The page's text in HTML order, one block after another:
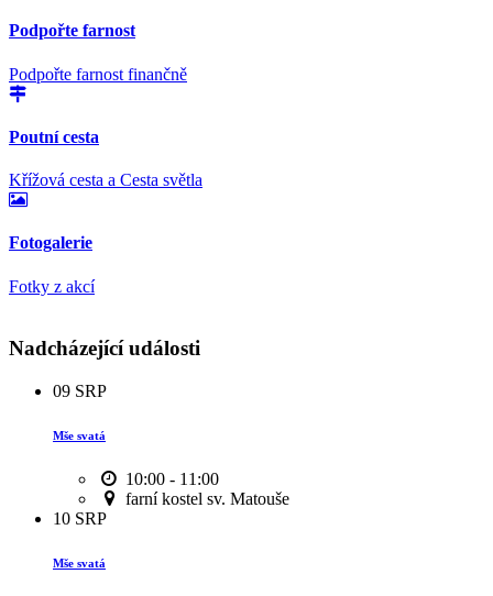
Podpořte farnost
Podpořte farnost finančně
Poutní cesta
Křížová cesta a Cesta světla
Fotogalerie
Fotky z akcí
Nadcházející události
09 SRP
Mše svatá
10:00 - 11:00
farní kostel sv. Matouše
10 SRP
Mše svatá